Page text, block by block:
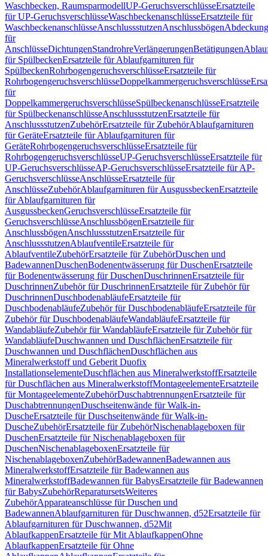
Waschbecken, RaumsparmodellUP-GeruchsverschlüsseErsatzteile
für UP-GeruchsverschlüsseWaschbeckenanschlüsseErsatzteile für
WaschbeckenanschlüsseAnschlussstutzenAnschlussbögen
für
AnschlüsseDichtungenStandrohreVerlängerungenBetätigungen
für SpülbeckenErsatzteile für Ablaufgarnituren für
SpülbeckenRohrbogengeruchsverschlüsseErsatzteile für
RohrbogengeruchsverschlüsseDoppelkammergeruchsverschlüsse
für
DoppelkammergeruchsverschlüsseSpülbeckenanschlüsseErsatzteile
für SpülbeckenanschlüsseAnschlussstutzenErsatzteile für
AnschlussstutzenZubehörErsatzteile für ZubehörAblaufgarnituren
für GeräteErsatzteile für Ablaufgarnituren für
GeräteRohrbogengeruchsverschlüsseErsatzteile für
RohrbogengeruchsverschlüsseUP-GeruchsverschlüsseErsatzteile für
UP-GeruchsverschlüsseAP-GeruchsverschlüsseErsatzteile für AP-
GeruchsverschlüsseAnschlüsseErsatzteile für
AnschlüsseZubehörAblaufgarnituren für AusgussbeckenErsatzteile
für Ablaufgarnituren für
AusgussbeckenGeruchsverschlüsseErsatzteile für
GeruchsverschlüsseAnschlussbögenErsatzteile für
AnschlussbögenAnschlussstutzenErsatzteile für
AnschlussstutzenAblaufventileErsatzteile für
AblaufventileZubehörErsatzteile für ZubehörDuschen und
BadewannenDuschenBodenentwässerung für DuschenErsatzteile
für Bodenentwässerung für DuschenDuschrinnenErsatzteile für
DuschrinnenZubehör für DuschrinnenErsatzteile für Zubehör für
DuschrinnenDuschbodenabläufeErsatzteile für
DuschbodenabläufeZubehör für DuschbodenabläufeErsatzteile für
Zubehör für DuschbodenabläufeWandabläufeErsatzteile für
WandabläufeZubehör für WandabläufeErsatzteile für Zubehör für
WandabläufeDuschwannen und DuschflächenErsatzteile für
Duschwannen und DuschflächenDuschflächen aus
Mineralwerkstoff und Geberit Duofix
InstallationselementeDuschflächen aus MineralwerkstoffErsatzteile
für Duschflächen aus MineralwerkstoffMontageelementeErsatzteile
für MontageelementeZubehörDuschabtrennungenErsatzteile für
DuschabtrennungenDuschseitenwände für Walk-in-
DuscheErsatzteile für Duschseitenwände für Walk-in-
DuscheZubehörErsatzteile für ZubehörNischenablageboxen für
DuschenErsatzteile für Nischenablageboxen für
DuschenNischenablageboxenErsatzteile für
NischenablageboxenZubehörBadewannenBadewannen aus
MineralwerkstoffErsatzteile für Badewannen aus
MineralwerkstoffBadewannen für BabysErsatzteile für Badewannen
für BabysZubehörReparatursetsWeiteres
ZubehörApparateanschlüsse für Duschen und
BadewannenAblaufgarnituren für Duschwannen, d52Ersatzteile für
Ablaufgarnituren für Duschwannen, d52Mit
AblaufkappenErsatzteile für Mit AblaufkappenOhne
AblaufkappenErsatzteile für Ohne